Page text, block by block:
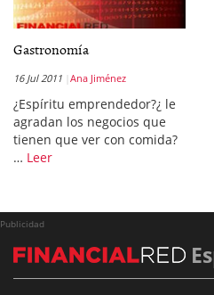
Gastronomía
16 Jul 2011 Ana Jiménez
¿Espíritu emprendedor?¿ le
agradan los negocios que
tienen que ver con comida?
… Leer
Publicidad